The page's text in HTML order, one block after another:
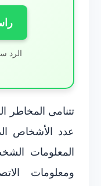
الرد
تتنامى المخاطر
عدد الأشخاص
المعلومات
ومعلومات